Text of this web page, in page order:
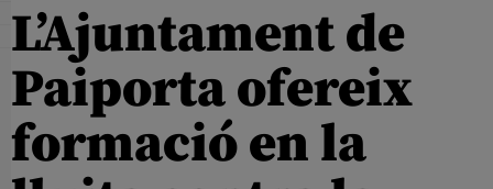
L’Ajuntament de
Paiporta ofereix
formació en la